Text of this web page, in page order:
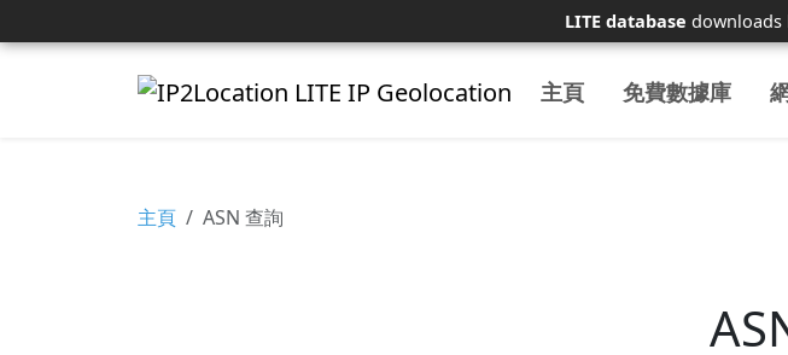
LITE database downloads
主頁 免費數據庫
主頁 ASN 查詢